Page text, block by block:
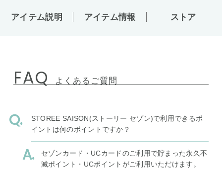
アイテム説明 アイテム情報 ストア
FAQ よくあるご質問
STOREE SAISON(ストーリー セゾン)で利用できるポ
イントは何のポイントですか？
セゾンカード・UCカードのご利用で貯まった永久不
滅ポイント・UCポイントがご利用いただけます。